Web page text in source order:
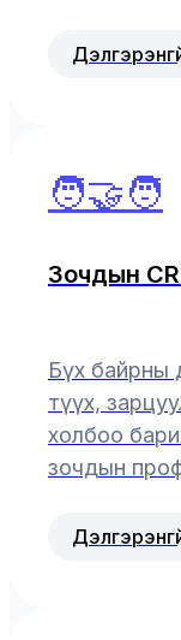
🧑‍🤝‍🧑
Зочдын
Бүх байрны
түүх,
холбоо
зочдын